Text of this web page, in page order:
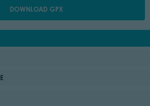
DOWNLOAD GPX